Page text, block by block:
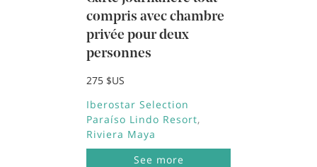
compris avec chambre
privée pour deux
personnes
275 $US
Iberostar Selection
Paraíso Lindo Resort
Riviera Maya
See more